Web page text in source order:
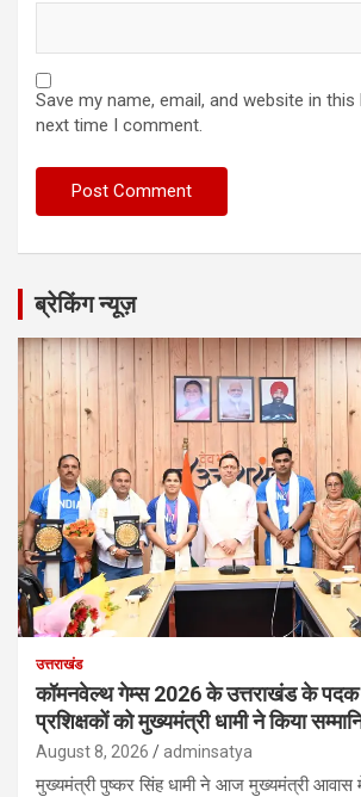
Save my name, email, and website in
next time I comment.
ब्रेकिंग न्यूज़
उत्तराखंड
कॉमनवेल्थ गेम्स 2026 के उत्तराखंड के
प्रशिक्षकों को मुख्यमंत्री धामी ने किया
August 8, 2026 adminsatya
मुख्यमंत्री पुष्कर सिंह धामी ने आज मुख्यमंत्री आवास